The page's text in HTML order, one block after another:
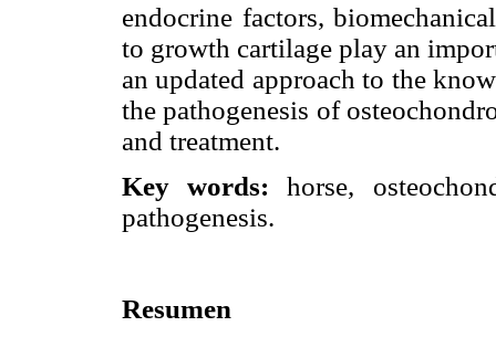
endocrine factors,
to growth cartilage play an
an updated approach to the
the pathogenesis of
and treatment.
Key words:horse,
pathogenesis.
Resumen